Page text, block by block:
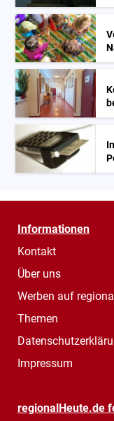
Informationen
Kontakt
Über uns
Werben auf
Themen
Impressum
regionalHeute.de